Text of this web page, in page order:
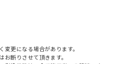
更になる場合があります。
断りさせて頂きます。